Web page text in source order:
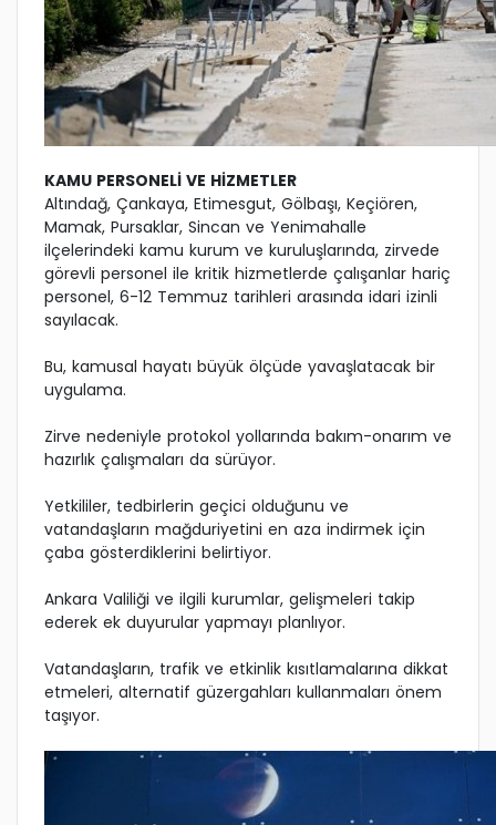
KAMU PERSONELİ VE HİZMETLER
Altındağ, Çankaya, Etimesgut, Gölbaşı, Keçiören,
Mamak, Pursaklar, Sincan ve Yenimahalle
ilçelerindeki kamu kurum ve kuruluşlarında, zirvede
görevli personel ile kritik hizmetlerde çalışanlar hariç
personel, 6-12 Temmuz tarihleri arasında idari izinli
sayılacak.
Bu, kamusal hayatı büyük ölçüde yavaşlatacak bir
uygulama.
Zirve nedeniyle protokol yollarında bakım-onarım ve
hazırlık çalışmaları da sürüyor.
Yetkililer, tedbirlerin geçici olduğunu ve
vatandaşların mağduriyetini en aza indirmek için
çaba gösterdiklerini belirtiyor.
Ankara Valiliği ve ilgili kurumlar, gelişmeleri takip
ederek ek duyurular yapmayı planlıyor.
Vatandaşların, trafik ve etkinlik kısıtlamalarına dikkat
etmeleri, alternatif güzergahları kullanmaları önem
taşıyor.